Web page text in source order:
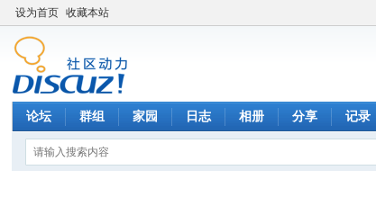
设为首页 收藏本站
论坛 群组 家园 日志 相册 分享 记录